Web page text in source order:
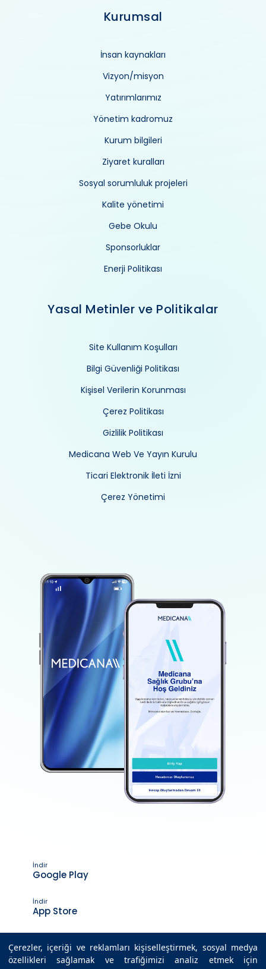
Çerezler, içeriği ve reklamları kişiselleştirmek, sosyal medya
özellikleri sağlamak ve trafiğimizi analiz etmek için
Kurumsal
İnsan kaynakları
Vizyon/misyon
Yatırımlarımız
Yönetim kadromuz
Kurum bilgileri
Ziyaret kuralları
Sosyal sorumluluk projeleri
Kalite yönetimi
Gebe Okulu
Sponsorluklar
Enerji Politikası
Yasal Metinler ve Politikalar
Site Kullanım Koşulları
Bilgi Güvenliği Politikası
Kişisel Verilerin Korunması
Çerez Politikası
Gizlilik Politikası
Medicana Web Ve Yayın Kurulu
Ticari Elektronik İleti İzni
Çerez Yönetimi
İndir
Google Play
İndir
App Store
Son Güncelleme Tarihi : 30.09.2025 17:30